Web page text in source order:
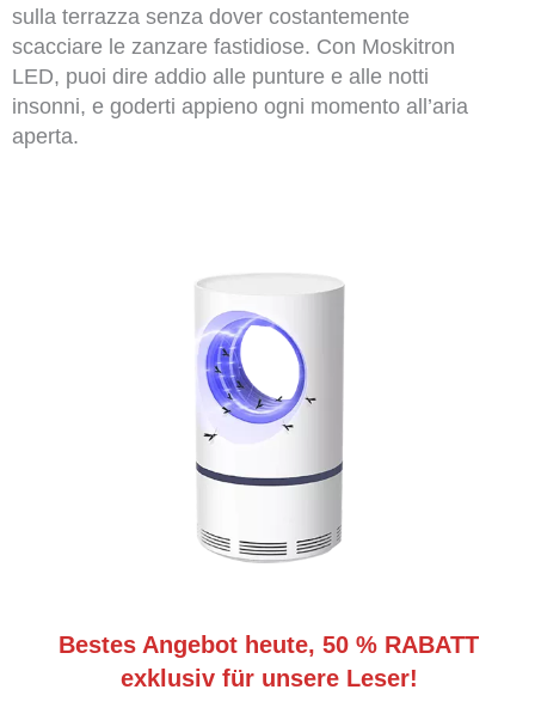
sulla terrazza senza dover costantemente
scacciare le zanzare fastidiose. Con Moskitron
LED, puoi dire addio alle punture e alle notti
insonni, e goderti appieno ogni momento all’aria
aperta.
Bestes Angebot heute, 50 % RABATT
exklusiv für unsere Leser!